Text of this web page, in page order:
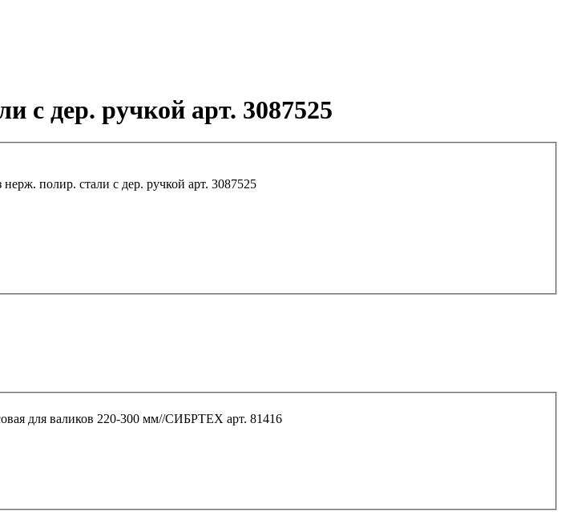
с дер. ручкой арт. 3087525
Шпатель малярн. 25мм из нерж. полир. стали с дер. ручкой арт. 3087525
для валиков 220-300 мм//СИБРТЕХ арт. 81416